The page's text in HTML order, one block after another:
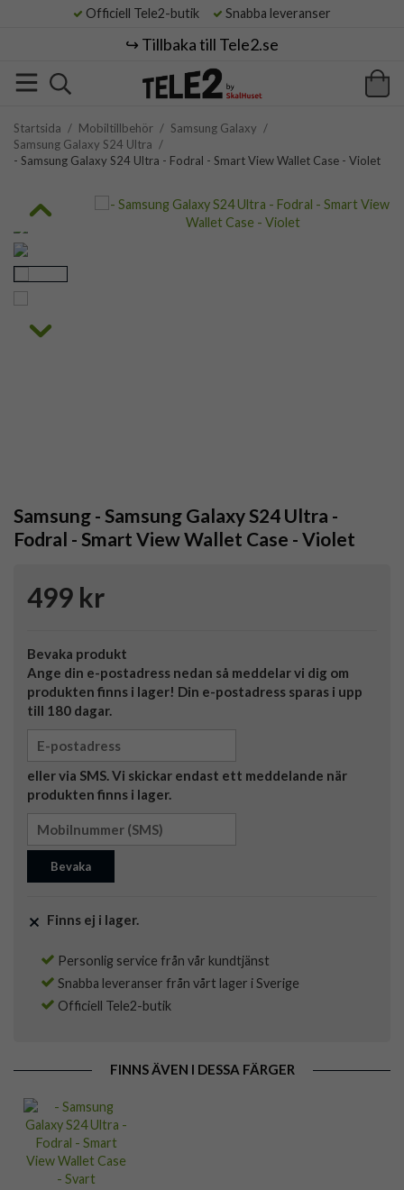
Officiell Tele2-butik Snabba leveranser
↪️ Tillbaka till Tele2.se
Startsida / Mobiltillbehör / Samsung Galaxy /
Samsung Galaxy S24 Ultra /
- Samsung Galaxy S24 Ultra - Fodral - Smart View Wallet Case - Violet
Samsung - Samsung Galaxy S24 Ultra -
Fodral - Smart View Wallet Case - Violet
499 kr
Bevaka produkt
Ange din e-postadress nedan så meddelar vi dig om
produkten finns i lager! Din e-postadress sparas i upp
till 180 dagar.
eller via SMS. Vi skickar endast ett meddelande när
produkten finns i lager.
Bevaka
Finns ej i lager.
Personlig service från vår kundtjänst
Snabba leveranser från vårt lager i Sverige
Officiell Tele2-butik
FINNS ÄVEN I DESSA FÄRGER